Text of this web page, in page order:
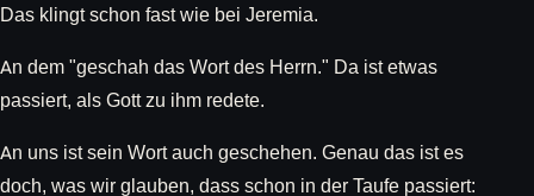
Das klingt schon fast wie bei Jeremia.
An dem "geschah das Wort des Herrn." Da ist etwas
passiert, als Gott zu ihm redete.
An uns ist sein Wort auch geschehen. Genau das ist es
doch, was wir glauben, dass schon in der Taufe passiert: